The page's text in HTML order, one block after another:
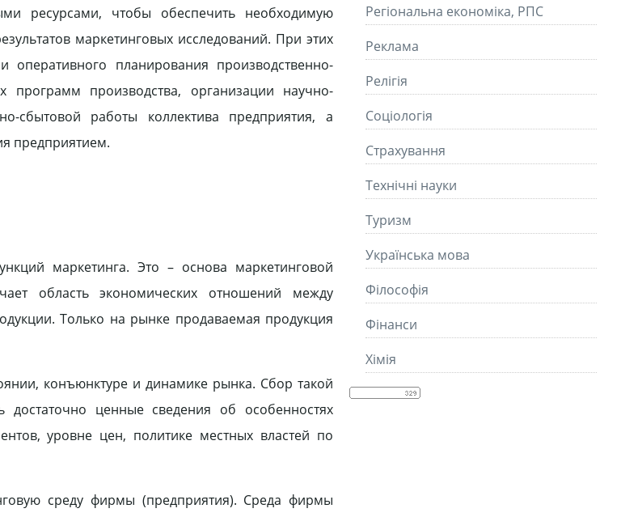
ресурсами, чтобы обеспечить необходимую
маркетинговых исследований. При этих
оперативного планирования производственно-
программ производства, организации научно-
сбытовой работы коллектива предприятия, а
предприятием.
маркетинга. Это – основа маркетинговой
область экономических отношений между
Только на рынке продаваемая продукция
конъюнктуре и динамике рынка. Сбор такой
ценные сведения об особенностях
уровне цен, политике местных властей по
среду фирмы (предприятия). Среда фирмы
Регіональна економіка, РПС
Реклама
Релігія
Соціологія
Страхування
Технічні науки
Туризм
Українська мова
Філософія
Фінанси
Хімія